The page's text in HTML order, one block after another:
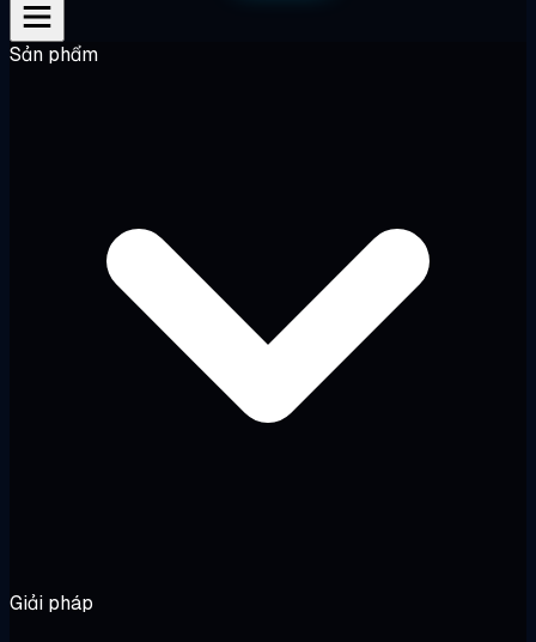
Sản phẩm
Giải pháp